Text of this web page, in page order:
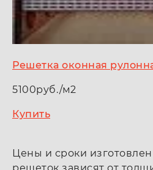
Решетка оконная
5100руб./м2
Купить
Цены и сроки